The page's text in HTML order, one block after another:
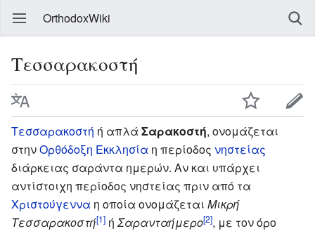
OrthodoxWiki
Τεσσαρακοστή
Τεσσαρακοστή ή απλά Σαρακοστή, ονομάζεται
στηνΟρθόδοξη Εκκλησία η περίοδος νηστείας
διάρκειας σαράντα ημερών. Αν και υπάρχει
αντίστοιχη περίοδος νηστείας πριν από τα
Χριστούγεννα η οποία ονομάζεται Μικρή
Τεσσαρακοστή[1] ή Σαρανταήμερο[2], με τον όρο